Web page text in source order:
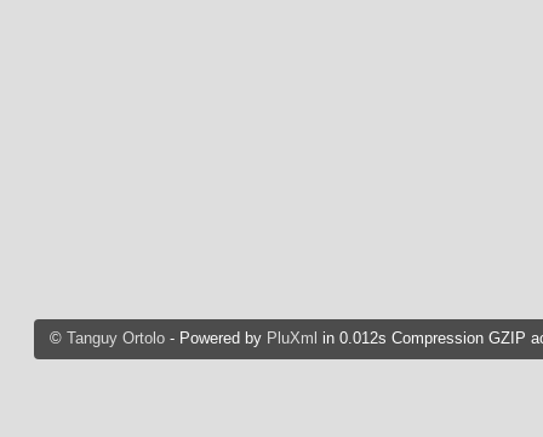
© Tanguy Ortolo- Powered by PluXml in 0.012s Compression GZIP